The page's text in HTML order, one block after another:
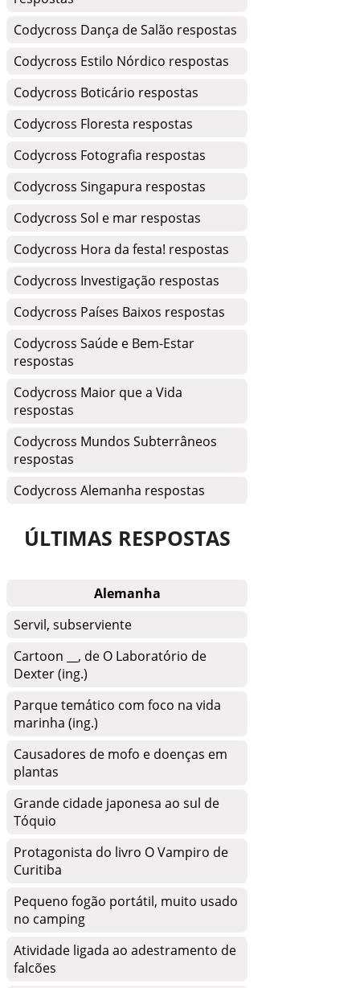
Codycross Dança de Salão respostas
Codycross Estilo Nórdico respostas
Codycross Boticário respostas
Codycross Floresta respostas
Codycross Fotografia respostas
Codycross Singapura respostas
Codycross Sol e mar respostas
Codycross Hora da festa! respostas
Codycross Investigação respostas
Codycross Países Baixos respostas
Codycross Saúde e Bem-Estar
respostas
Codycross Maior que a Vida
respostas
Codycross Mundos Subterrâneos
respostas
Codycross Alemanha respostas
ÚLTIMAS RESPOSTAS
Alemanha
Servil, subserviente
Cartoon __, de O Laboratório de
Dexter (ing.)
Parque temático com foco na vida
marinha (ing.)
Causadores de mofo e doenças em
plantas
Grande cidade japonesa ao sul de
Tóquio
Protagonista do livro O Vampiro de
Curitiba
Pequeno fogão portátil, muito usado
no camping
Atividade ligada ao adestramento de
falcões